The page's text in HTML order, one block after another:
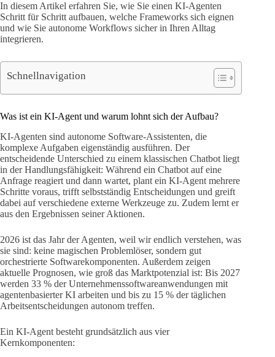
In diesem Artikel erfahren Sie, wie Sie einen KI-Agenten
Schritt für Schritt aufbauen, welche Frameworks sich eignen
und wie Sie autonome Workflows sicher in Ihren Alltag
integrieren.
Schnellnavigation
Was ist ein KI-Agent und warum lohnt sich der Aufbau?
KI-Agenten sind autonome Software-Assistenten, die
komplexe Aufgaben eigenständig ausführen. Der
entscheidende Unterschied zu einem klassischen Chatbot liegt
in der Handlungsfähigkeit: Während ein Chatbot auf eine
Anfrage reagiert und dann wartet, plant ein KI-Agent mehrere
Schritte voraus, trifft selbstständig Entscheidungen und greift
dabei auf verschiedene externe Werkzeuge zu. Zudem lernt er
aus den Ergebnissen seiner Aktionen.
2026 ist das Jahr der Agenten, weil wir endlich verstehen, was
sie sind: keine magischen Problemlöser, sondern gut
orchestrierte Softwarekomponenten. Außerdem zeigen
aktuelle Prognosen, wie groß das Marktpotenzial ist: Bis 2027
werden 33 % der Unternehmenssoftwareanwendungen mit
agentenbasierter KI arbeiten und bis zu 15 % der täglichen
Arbeitsentscheidungen autonom treffen.
Ein KI-Agent besteht grundsätzlich aus vier
Kernkomponenten: